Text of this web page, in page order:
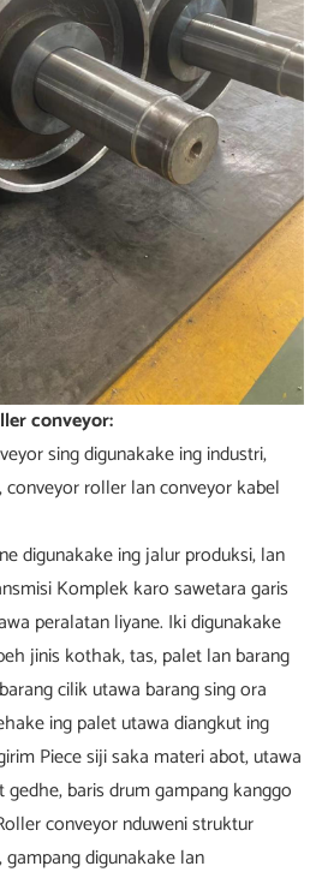
conveyor:
sing digunakake ing industri,
conveyor roller lan conveyor kabel
digunakake ing jalur produksi, lan
Komplek karo sawetara garis
peralatan liyane. Iki digunakake
jinis kothak, tas, palet lan barang
cilik utawa barang sing ora
ing palet utawa diangkut ing
Piece siji saka materi abot, utawa
baris drum gampang kanggo
conveyor nduweni struktur
digunakake lan